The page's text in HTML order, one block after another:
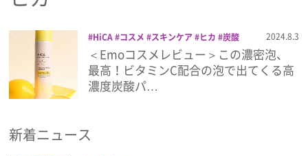
ファッション
ビューティー
カフェ・グルメ
エンタメ
HiCA コスメ スキンケア ヒカ
炭酸
ミルク泡パック 美容 美容液
2024.8.3
＜Emoコスメレビュー＞この濃密泡、
最高！ビタミンC配合の泡で出てくる高
濃度炭酸パ…
新着ニュース